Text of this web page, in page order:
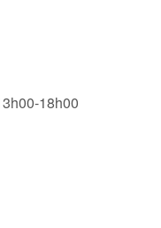
18h00